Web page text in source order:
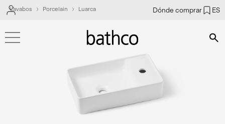
Dónde comprar ES
Lavabos Porcelain Luarca